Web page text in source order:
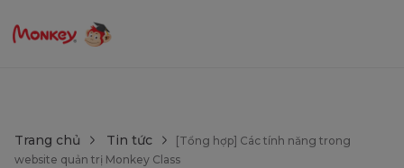
Trang chủ Tin tức
[Tổng hợp] Các tính năng trong
website quản trị Monkey Class